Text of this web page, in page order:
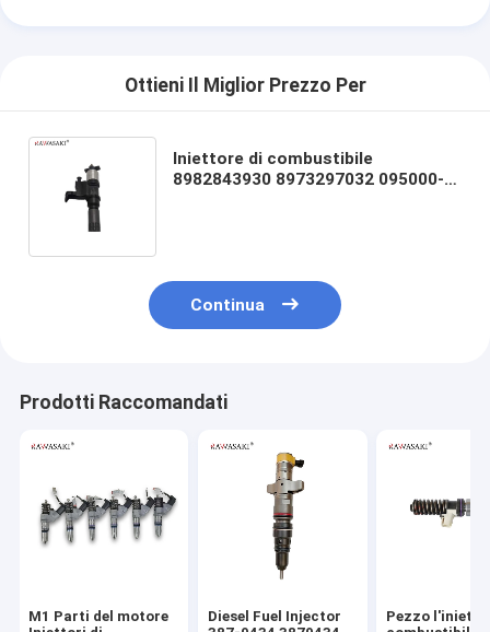
Ottieni Il Miglior Prezzo Per
Iniettore di combustibile
8982843930 8973297032 095000-
Continua
Prodotti Raccomandati
M1 Parti del motore
Diesel Fuel Injector
Pezzo